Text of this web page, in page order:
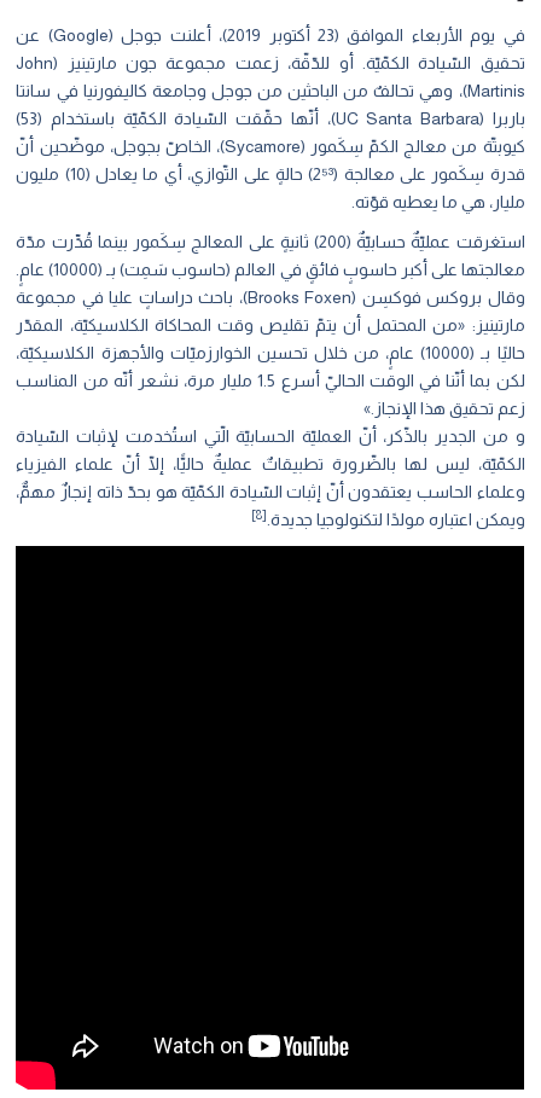
في يوم الأربعاء الموافق (23 أكتوبر 2019)، أعلنت جوجل (Google) عن
تحقيق السّيادة الكمّيّة. أو للدّقّة، زعمت مجموعة جون مارتينيز (John
Martinis)، وهي تحالفٌ من الباحثين من جوجل وجامعة كاليفورنيا في سانتا
باربرا (UC Santa Barbara)، أنّها حقّقت السّيادة الكمّيّة باستخدام (53)
كيوبتّة من معالج الكمّ سِكَمور (Sycamore)، الخاصّ بجوجل، موضّحين أنّ
قدرة سِكَمور على معالجة (2⁵³) حالةٍ على التّوازي، أي ما يعادل (10) مليون
مليار، هي ما يعطيه قوّته.
استغرقت عمليّةٌ حسابيّةٌ (200) ثانيةٍ على المعالج سِكَمور بينما قُدِّرت مدّة
معالجتها على أكبر حاسوبٍ فائقٍ في العالم (حاسوب سَمِت) بـ (10000) عامٍ.
وقال بروكس فوكسِن (Brooks Foxen)، باحث دراساتٍ عليا في مجموعة
مارتينيز: «من المحتمل أن يتمّ تقليص وقت المحاكاة الكلاسيكيّة، المقدّر
حاليًا بـ (10000) عامٍ، من خلال تحسين الخوارزميّات والأجهزة الكلاسيكيّة،
لكن بما أنّنا في الوقت الحاليّ أسرع 1.5 مليار مرة، نشعر أنّه من المناسب
زعم تحقيق هذا الإنجاز.»
و من الجدير بالذّكر، أنّ العمليّة الحسابيّة الّتي استُخدمت لإثبات السّيادة
الكمّيّة، ليس لها بالضّرورة تطبيقاتٌ عمليةٌ حاليًّا، إلّا أنّ علماء الفيزياء
وعلماء الحاسب يعتقدون أنّ إثبات السّيادة الكمّيّة هو بحدّ ذاته إنجازٌ مهمٌّ،
ويمكن اعتباره مولدًا لتكنولوجيا جديدة. [8]